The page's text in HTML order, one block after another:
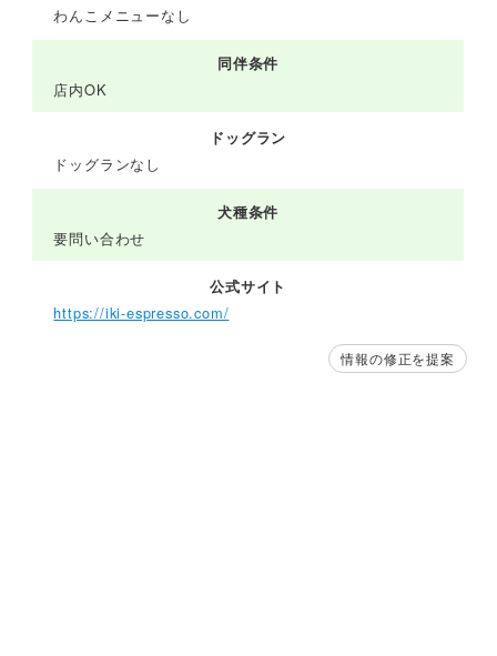
わんこメニューなし
同伴条件
店内OK
ドッグラン
ドッグランなし
犬種条件
要問い合わせ
公式サイト
https://iki-espresso.com/
情報の修正を提案